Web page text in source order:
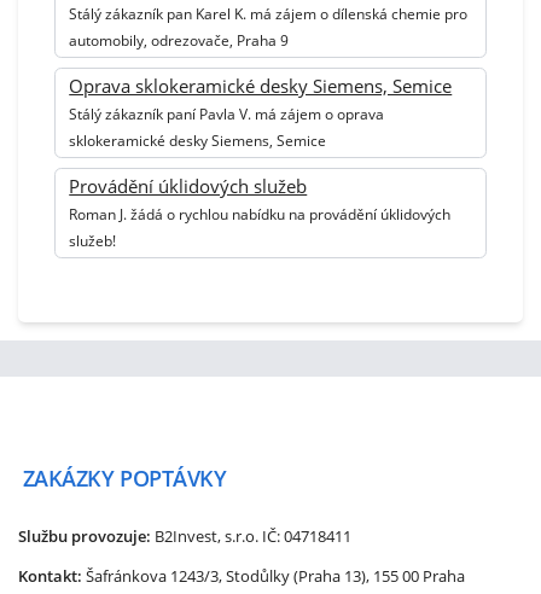
Stálý zákazník pan Karel K. má zájem o dílenská chemie pro
automobily, odrezovače, Praha 9
Oprava sklokeramické desky Siemens, Semice
Stálý zákazník paní Pavla V. má zájem o oprava
sklokeramické desky Siemens, Semice
Provádění úklidových služeb
Roman J. žádá o rychlou nabídku na provádění úklidových
služeb!
ZAKÁZKY POPTÁVKY
Službu provozuje: B2Invest, s.r.o. IČ: 04718411
Kontakt: Šafránkova 1243/3, Stodůlky (Praha 13), 155 00 Praha